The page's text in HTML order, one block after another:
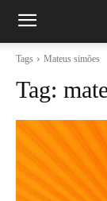
Tags Mateus simões
Tag: